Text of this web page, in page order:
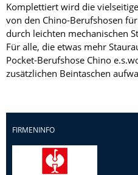
Komplettiert wird die
von den Chino-Berufshosen
durch leichten mechanischen
Für alle, die etwas mehr
Pocket-Berufshose Chino
zusätzlichen Beintaschen
FIRMENINFO